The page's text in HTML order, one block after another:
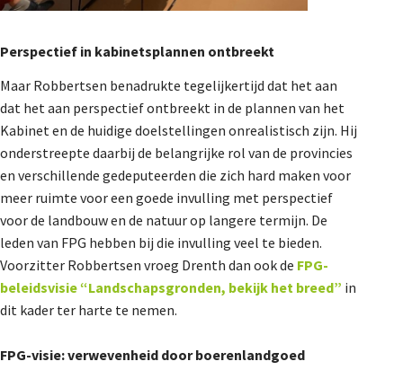
Perspectief in kabinetsplannen ontbreekt
Maar Robbertsen benadrukte tegelijkertijd dat het aan
dat het aan perspectief ontbreekt in de plannen van het
Kabinet en de huidige doelstellingen onrealistisch zijn. Hij
onderstreepte daarbij de belangrijke rol van de provincies
en verschillende gedeputeerden die zich hard maken voor
meer ruimte voor een goede invulling met perspectief
voor de landbouw en de natuur op langere termijn. De
leden van FPG hebben bij die invulling veel te bieden.
Voorzitter Robbertsen vroeg Drenth dan ook de FPG-
beleidsvisie “Landschapsgronden, bekijk het breed” in
dit kader ter harte te nemen.
FPG-visie: verwevenheid door boerenlandgoed